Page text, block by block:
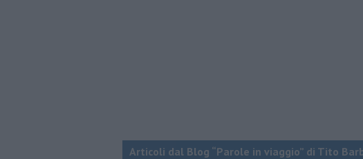
Articoli dal Blog “Parole in viaggio” di Tito